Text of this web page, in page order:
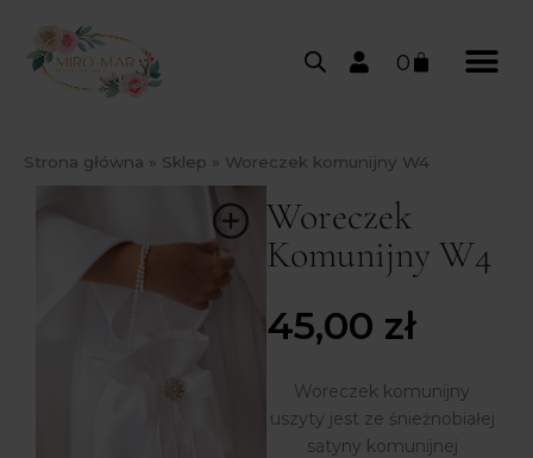
0
Strona główna » Sklep » Woreczek komunijny W4
Woreczek
Komunijny W4
45,00 zł
Woreczek komunijny
uszyty jest ze śnieżnobiałej
satyny komunijnej